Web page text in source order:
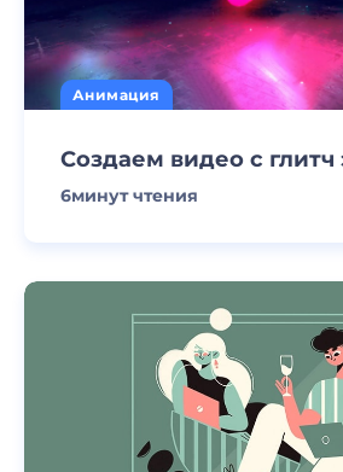
Анимация
Создаем видео с
6минут чтения